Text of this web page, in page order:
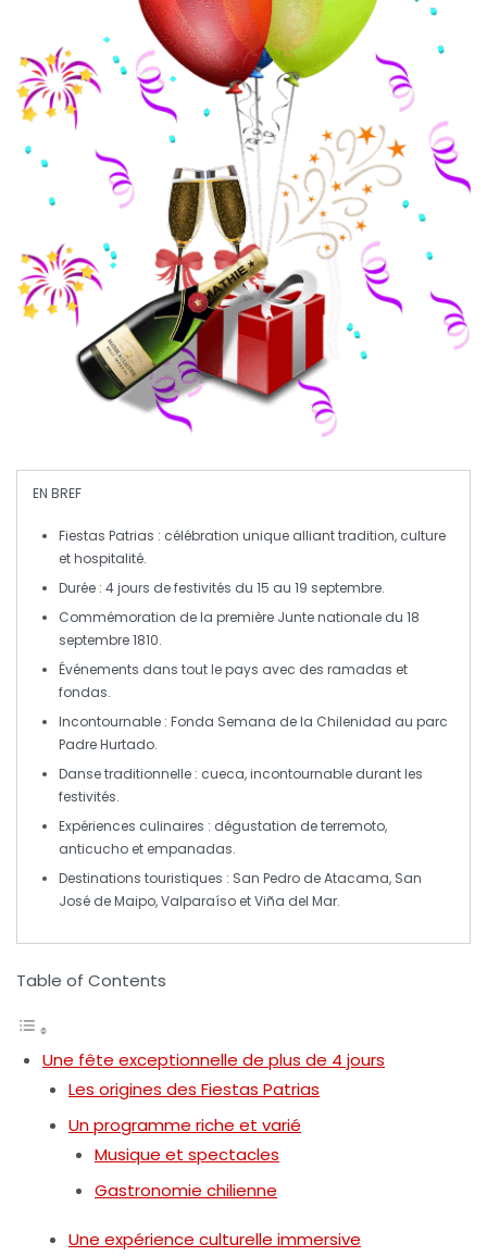
EN BREF
Fiestas Patrias : célébration unique alliant tradition, culture
et hospitalité.
Durée : 4 jours de festivités du 15 au 19 septembre.
Commémoration de la première Junte nationale du 18
septembre 1810.
Événements dans tout le pays avec des ramadas et
fondas.
Incontournable : Fonda Semana de la Chilenidad au parc
Padre Hurtado.
Danse traditionnelle : cueca, incontournable durant les
festivités.
Expériences culinaires : dégustation deterremoto,
anticucho et empanadas.
Destinations touristiques : San Pedro de Atacama, San
José de Maipo,Valparaíso etViña del Mar.
Table of Contents
Une fête exceptionnelle de plus de 4 jours
Les origines des Fiestas Patrias
Un programme riche et varié
Musique et spectacles
Gastronomie chilienne
Une expérience culturelle immersive